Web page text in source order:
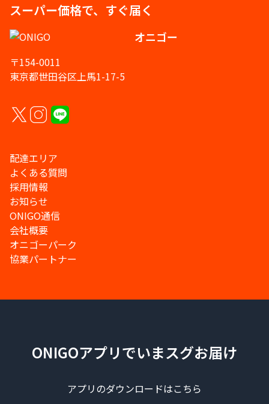
スーパー価格で、すぐ届く
オニゴー
〒154-0011
東京都世田谷区上馬1-17-5
配達エリア
よくある質問
採用情報
お知らせ
ONIGO通信
会社概要
オニゴーパーク
協業パートナー
ONIGOアプリでいまスグお届け
アプリのダウンロードはこちら